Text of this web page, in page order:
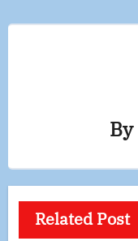
By
Related Post